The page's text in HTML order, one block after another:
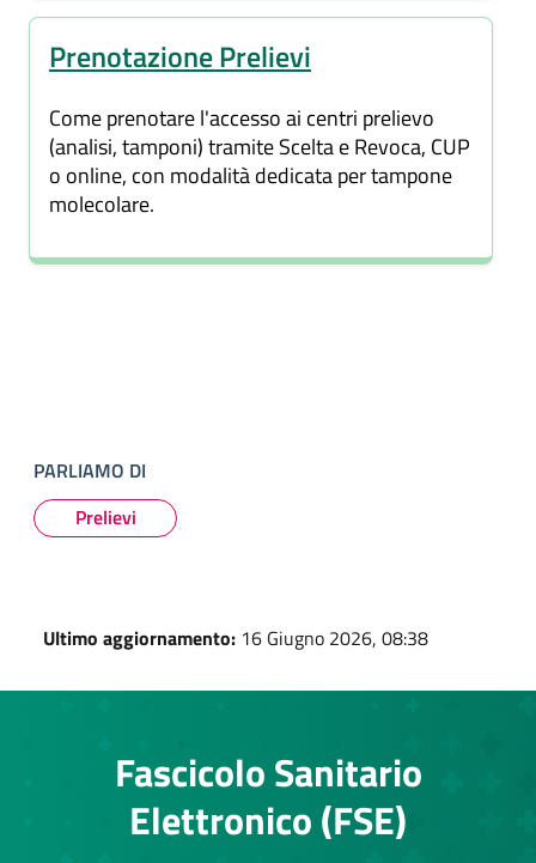
Prenotazione Prelievi
Come prenotare l'accesso ai centri prelievo
(analisi, tamponi) tramite Scelta e Revoca, CUP
o online, con modalità dedicata per tampone
molecolare.
PARLIAMO DI
Prelievi
Ultimo aggiornamento: 16 Giugno 2026, 08:38
Fascicolo Sanitario
Elettronico (FSE)